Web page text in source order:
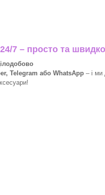
7 – просто та
Telegram або WhatsApp – і ми